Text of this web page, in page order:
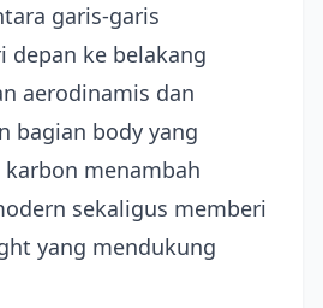
garis-garis
depan ke belakang
aerodinamis dan
bagian body yang
menambah
sekaligus memberi
yang mendukung